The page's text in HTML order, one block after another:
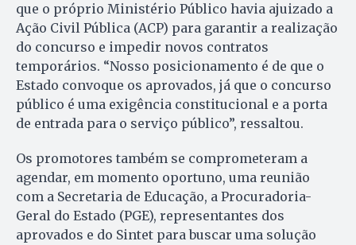
que o próprio Ministério Público havia ajuizado a
Ação Civil Pública (ACP) para garantir a realização
do concurso e impedir novos contratos
temporários. “Nosso posicionamento é de que o
Estado convoque os aprovados, já que o concurso
público é uma exigência constitucional e a porta
de entrada para o serviço público”, ressaltou.
Os promotores também se comprometeram a
agendar, em momento oportuno, uma reunião
com a Secretaria de Educação, a Procuradoria-
Geral do Estado (PGE), representantes dos
aprovados e do Sintet para buscar uma solução